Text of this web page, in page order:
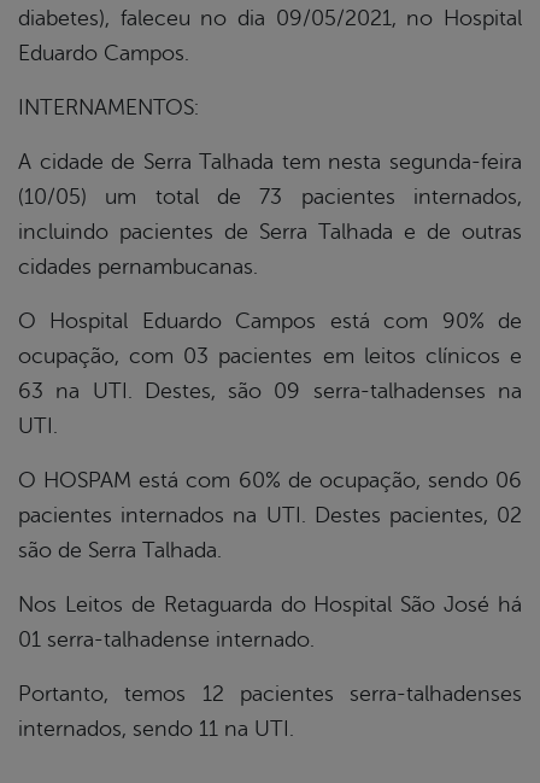
diabetes), faleceu no dia 09/05/2021, no Hospital
Eduardo Campos.
INTERNAMENTOS:
A cidade de Serra Talhada tem nesta segunda-feira
(10/05) um total de 73 pacientes internados,
incluindo pacientes de Serra Talhada e de outras
cidades pernambucanas.
O Hospital Eduardo Campos está com 90% de
ocupação, com 03 pacientes em leitos clínicos e
63 na UTI. Destes, são 09 serra-talhadenses na
UTI.
O HOSPAM está com 60% de ocupação, sendo 06
pacientes internados na UTI. Destes pacientes, 02
são de Serra Talhada.
Nos Leitos de Retaguarda do Hospital São José há
01 serra-talhadense internado.
Portanto, temos 12 pacientes serra-talhadenses
internados, sendo 11 na UTI.